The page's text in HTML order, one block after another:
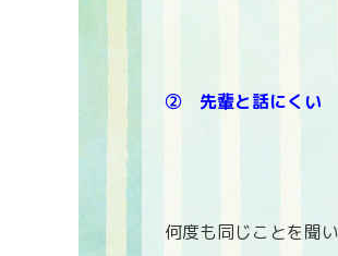
② 先輩と話にくい
何度も同じことを聞